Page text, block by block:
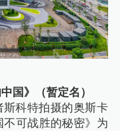
国》（暂定名）
科特拍摄的奥斯卡
可战胜的秘密》为